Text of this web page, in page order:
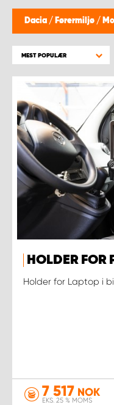
Dacia / Førermiljø /
MEST POPULÆR
HOLDER FOR
Holder for Laptop i
7 517 NOK
EKS. 25 % MOMS
WORK SYSTEM KEY ACCOUNT
WORK SYSTEM NORWAY
WORK SYSTEM OSLO
WORK SYSTEM STAVANGER
WORK SYSTEM TRONDHEIM